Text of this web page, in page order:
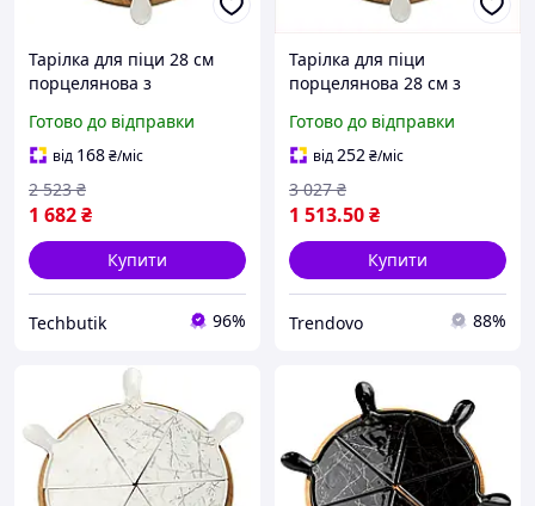
Тарілка для піци 28 см
порцелянова з
підставкою 6 секцій BT-
3668
Готово до відправки
від 168₴/міс
1 682₴
2 523 ₴
Купити
Techbutik 96%
Тарілка для піци
порцелянова 28 см з
підставкою для
сервірування страв
Готово до відправки
від252₴/міс
1 513.50₴
3 027 ₴
Купити
Trendovo 88%